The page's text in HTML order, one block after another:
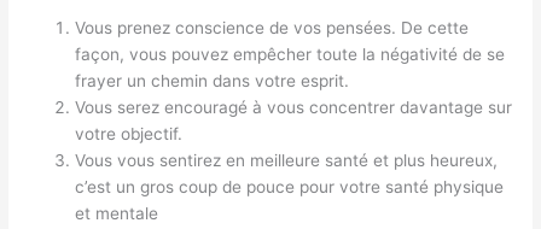
Vous prenez conscience de vos pensées. De cette
façon, vous pouvez empêcher toute la négativité de se
frayer un chemin dans votre esprit.
Vous serez encouragé à vous concentrer davantage sur
votre objectif.
Vous vous sentirez en meilleure santé et plus heureux,
c’est un gros coup de pouce pour votre santé physique
et mentale